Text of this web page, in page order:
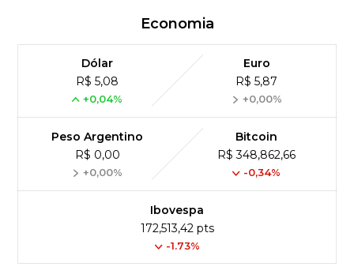
Economia
Dólar
R$ 5,08
+0,04%
Euro
R$ 5,87
+0,00%
Peso Argentino
R$ 0,00
+0,00%
Bitcoin
R$ 348,862,66
-0,34%
Ibovespa
172,513,42 pts
-1.73%